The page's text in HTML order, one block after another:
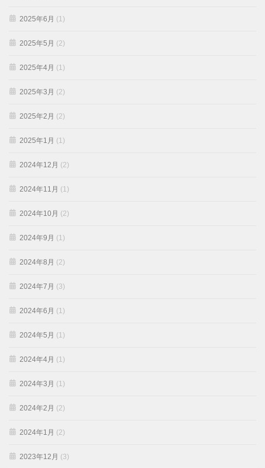
2025年6月 (1)
2025年5月 (2)
2025年4月 (1)
2025年3月 (2)
2025年2月 (2)
2025年1月 (1)
2024年12月 (2)
2024年11月 (1)
2024年10月 (2)
2024年9月 (1)
2024年8月 (2)
2024年7月 (3)
2024年6月 (1)
2024年5月 (1)
2024年4月 (1)
2024年3月 (1)
2024年2月 (2)
2024年1月 (2)
2023年12月 (3)